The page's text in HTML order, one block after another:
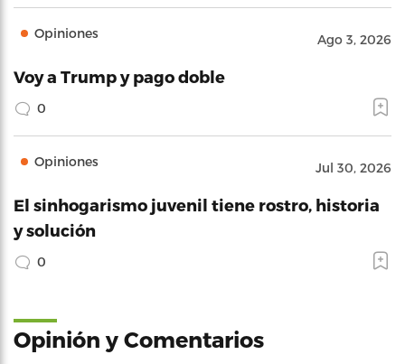
Opiniones Ago 3, 2026
Voy a Trump y pago doble
0
Opiniones Jul 30, 2026
El sinhogarismo juvenil tiene rostro, historia
y solución
0
Opinión y Comentarios